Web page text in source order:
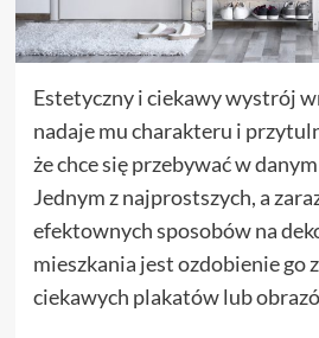
Estetyczny i ciekawy wystrój
nadaje mu charakteru i
że chce się przebywać w
Jednym z najprostszych, a
efektownych sposobów na
mieszkania jest ozdobienie go
ciekawych plakatów lub